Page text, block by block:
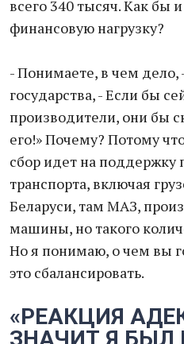
всего 340 тысяч. Как бы
финансовую нагрузку?
- Понимаете, в чем дело,
государства, - Если бы
производители, они бы
его!» Почему? Потому
сбор идет на поддержку
транспорта, включая
Беларуси, там МАЗ,
машины, но такого
Но я понимаю, о чем вы
это сбалансировать.
«РЕАКЦИЯ